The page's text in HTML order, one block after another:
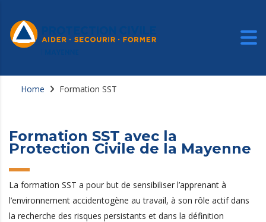
Home Formation SST
Formation SST avec la
Protection Civile de la Mayenne
La formation SST a pour but de sensibiliser l’apprenant à
l’environnement accidentogène au travail, à son rôle actif dans
la recherche des risques persistants et dans la définition